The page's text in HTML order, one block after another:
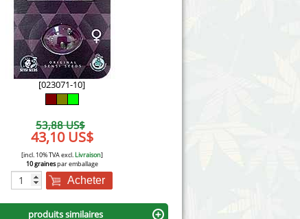
Victory Seeds
Vision Seeds
White Label Seeds
World of Seeds
CBD Chanvre Industriel
[023071-10]
53,88 US$
43,10 US$
[incl. 10% TVA excl.Livraison]
10 grainespar emballage
Acheter
produits similaires